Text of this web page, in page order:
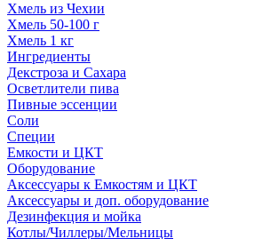
Хмель из Чехии
Хмель 50-100 г
Хмель 1 кг
Ингредиенты
Декстроза и Сахара
Осветлители пива
Пивные эссенции
Соли
Специи
Емкости и ЦКТ
Оборудование
Аксессуары к Емкостям и ЦКТ
Аксессуары и доп. оборудование
Дезинфекция и мойка
Котлы/Чиллеры/Мельницы